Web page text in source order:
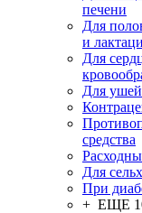
печени
Для
и
Для
Для ушей
средства
Для
При
+ ЕЩЕ